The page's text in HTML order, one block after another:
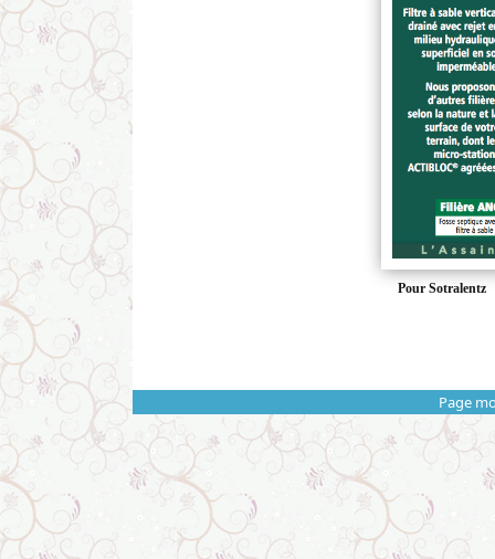
Pour Sotralentz
Page